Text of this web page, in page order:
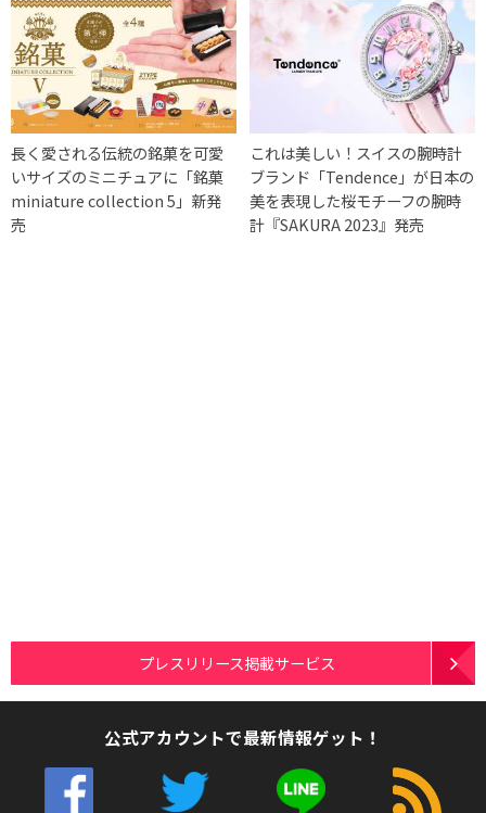
長く愛される伝統の銘菓を可愛
いサイズのミニチュアに「銘菓
miniature collection 5」新発
売
これは美しい！スイスの腕時計
ブランド「Tendence」が日本の
美を表現した桜モチーフの腕時
計『SAKURA 2023』発売
プレスリリース掲載サービス
公式アカウントで最新情報ゲット！